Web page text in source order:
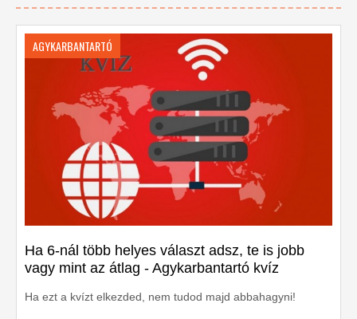
AGYKARBANTARTÓ
Ha 6-nál több helyes választ adsz, te is jobb
vagy mint az átlag - Agykarbantartó kvíz
Ha ezt a kvízt elkezded, nem tudod majd abbahagyni!